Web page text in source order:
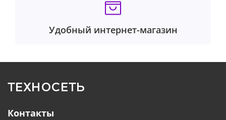
Удобный интернет-магазин
ТЕХНОСЕТЬ
Контакты